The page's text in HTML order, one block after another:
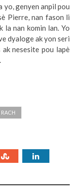
yo, genyen anpil pou
Pierre, nan fason li
la nan komin lan. Yo
dyaloge ak yon seri
nesesite pou lapè
RACH